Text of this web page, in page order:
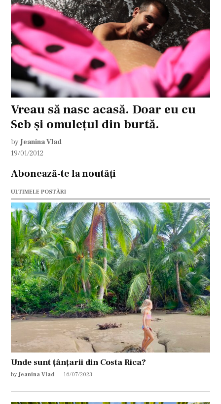
Vreau să nasc acasă. Doar eu cu
Seb și omulețul din burtă.
by Jeanina Vlad
19/01/2012
Abonează-te la noutăți
ULTIMELE POSTĂRI
Unde sunt țânțarii din Costa Rica?
by Jeanina Vlad 16/07/2023